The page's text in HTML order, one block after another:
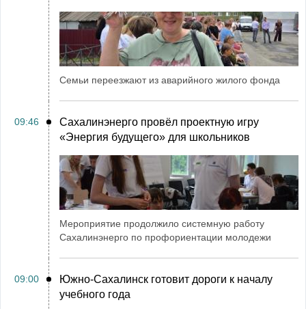
Семьи переезжают из аварийного жилого фонда
09:46
Сахалинэнерго провёл проектную игру
«Энергия будущего» для школьников
Мероприятие продолжило системную работу
Сахалинэнерго по профориентации молодежи
09:00
Южно-Сахалинск готовит дороги к началу
учебного года